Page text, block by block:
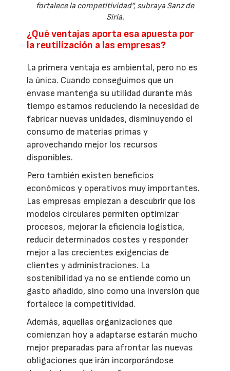
fortalece la competitividad”, subraya Sanz de
Siria.
¿Qué ventajas aporta esa apuesta por
la reutilización a las empresas?
La primera ventaja es ambiental, pero no es
la única. Cuando conseguimos que un
envase mantenga su utilidad durante más
tiempo estamos reduciendo la necesidad de
fabricar nuevas unidades, disminuyendo el
consumo de materias primas y
aprovechando mejor los recursos
disponibles.
Pero también existen beneficios
económicos y operativos muy importantes.
Las empresas empiezan a descubrir que los
modelos circulares permiten optimizar
procesos, mejorar la eficiencia logística,
reducir determinados costes y responder
mejor a las crecientes exigencias de
clientes y administraciones. La
sostenibilidad ya no se entiende como un
gasto añadido, sino como una inversión que
fortalece la competitividad.
Además, aquellas organizaciones que
comienzan hoy a adaptarse estarán mucho
mejor preparadas para afrontar las nuevas
obligaciones que irán incorporándose